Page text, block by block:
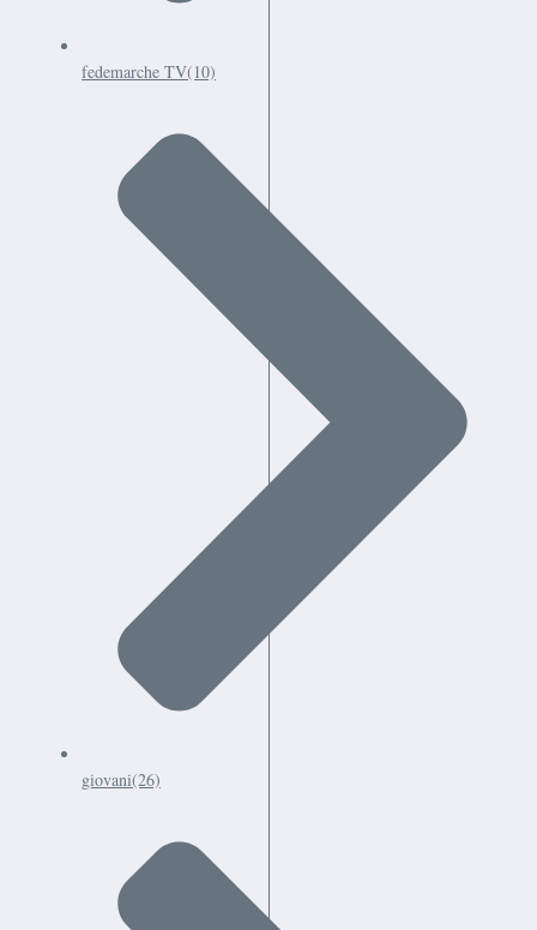
fedemarche TV(10)
giovani(26)